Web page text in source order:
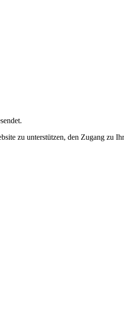
zu unterstützen, den Zugang zu